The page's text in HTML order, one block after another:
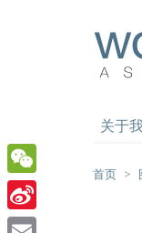
关于
首页
WeChat
Sina